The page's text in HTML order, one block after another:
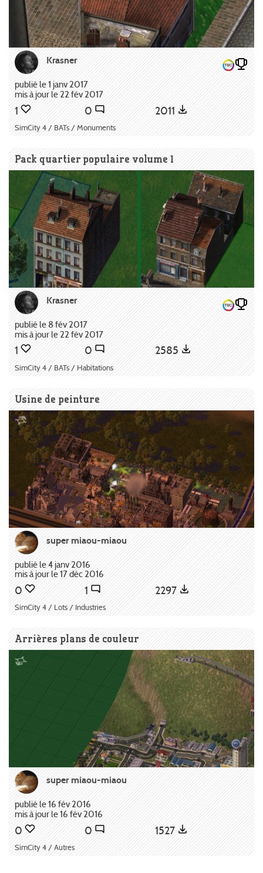
Krasner
publié le 1 janv 2017
mis à jour le 22 fév 2017
1 0 2011
SimCity 4 / BATs / Monuments
Pack quartier populaire volume 1
Krasner
publié le 8 fév 2017
mis à jour le 22 fév 2017
1 0 2585
SimCity 4 / BATs / Habitations
Usine de peinture
super miaou-miaou
publié le 4 janv 2016
mis à jour le 17 déc 2016
0 1 2297
SimCity 4 / Lots / Industries
Arrières plans de couleur
super miaou-miaou
publié le 16 fév 2016
mis à jour le 16 fév 2016
0 0 1527
SimCity 4 / Autres